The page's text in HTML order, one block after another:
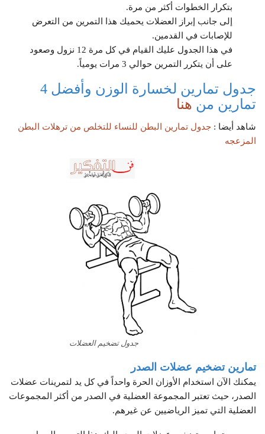
بتكرار الخطوات أكثر من مرة.
إلى جانب إبراز العضلات يحميك هذا التمرين من التعرض
للإصابات في القدمين.
في هذا الجدول عليك القيام في كل مرة 12 نزول وصعود
على أن يتكرر التمرين حوالي 3 مرات يومياً.
جدول تمارين لخسارة الوزن وأفضل 4
تمارين من هنا
شاهد أيضا : جدول تمارين البطن للنساء للتخلص من ترهلات البطن
المزعجه
جدول تضخيم العضلات
تمارين تضخيم عضلات الصدر
يمكنك الآن استخدام الأوزان الحرة واحداً في كل يد لتمرينات عضلات
الصدر، حيث تعتبر المجموعة العضلية في الصدر من أكثر المجموعات
العضلية التي تميز الرياضيين عن غيرهم.